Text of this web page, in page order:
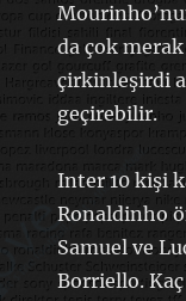
da çok
çirkinleşirdi
geçirebilir.
Inter 10 kişi
Ronaldinho
Samuel ve
Borriello. Kaç